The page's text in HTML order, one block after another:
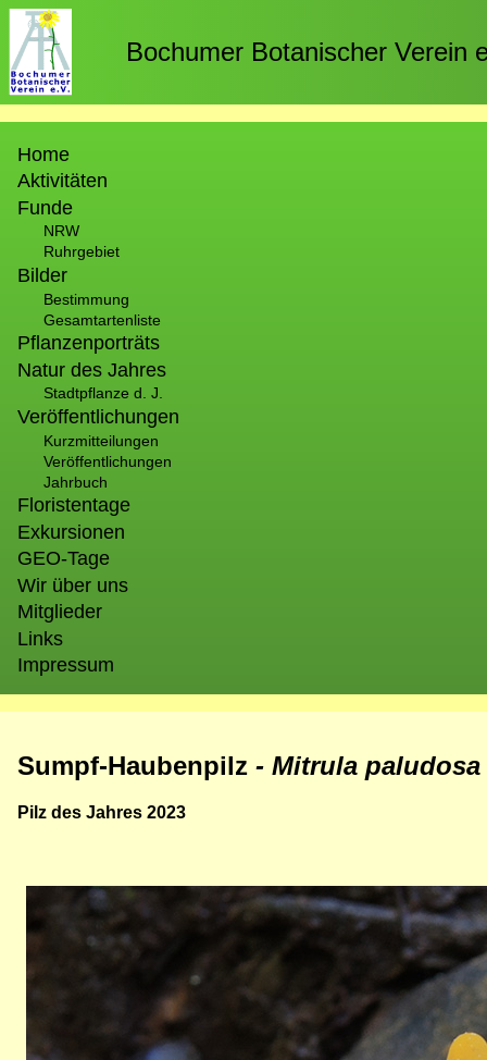
Direkt
zum
Inhalt
Bochumer Botanischer Verein
Home
Aktivitäten
Funde
NRW
Ruhrgebiet
Bilder
Bestimmung
Gesamtartenliste
Pflanzenporträts
Natur des Jahres
Stadtpflanze d. J.
Veröffentlichungen
Kurzmitteilungen
Veröffentlichungen
Jahrbuch
Floristentage
Exkursionen
GEO-Tage
Wir über uns
Mitglieder
Links
Impressum
Sumpf-Haubenpilz - Mitrula paludosa
Pilz des Jahres 2023